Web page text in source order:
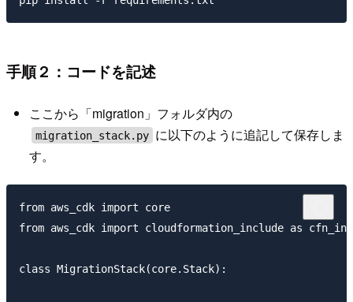
手順２：コードを記述
ここから「migration」フォルダ内の
migration_stack.py に以下のように追記して保存しま
す。
from aws_cdk import core
from aws_cdk import cloudformation_include as cfn_inc
class MigrationStack(core.Stack):